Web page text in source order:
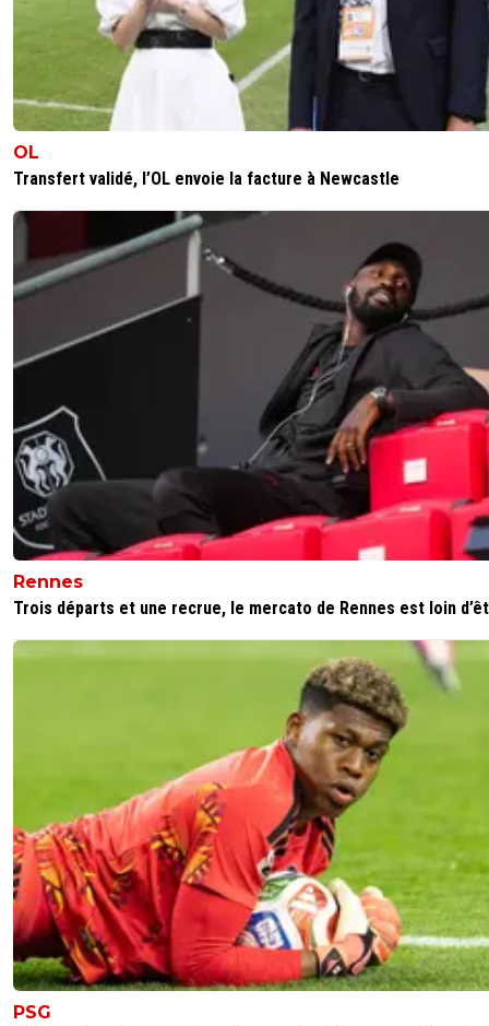
OL
Transfert validé, l’OL envoie la facture à Newcastle
Rennes
Trois départs et une recrue, le mercato de Rennes est loin
PSG